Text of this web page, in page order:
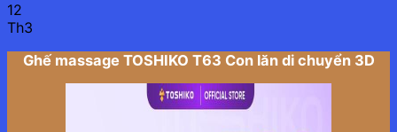
12
Th3
Ghế massage TOSHIKO T63 Con lăn di chuyển 3D